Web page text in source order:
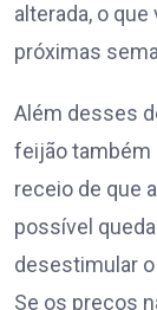
alterada, o
próximas
Além desses
feijão também
receio de que
possível
desestimular
Se os preços